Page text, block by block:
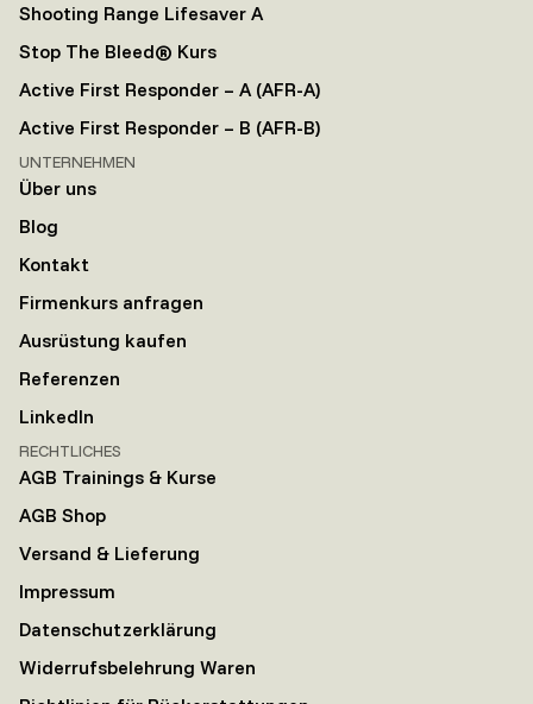
Shooting Range Lifesaver A
Stop The Bleed® Kurs
Active First Responder – A (AFR-A)
Active First Responder – B (AFR-B)
UNTERNEHMEN
Über uns
Blog
Kontakt
Firmenkurs anfragen
Ausrüstung kaufen
Referenzen
LinkedIn
RECHTLICHES
AGB Trainings & Kurse
AGB Shop
Versand & Lieferung
Impressum
Datenschutzerklärung
Widerrufsbelehrung Waren